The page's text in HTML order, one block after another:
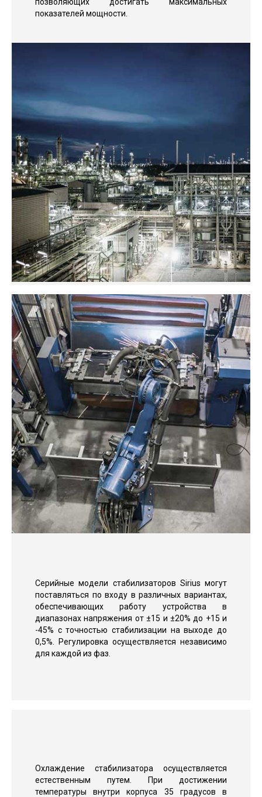
показателей мощности.
Серийные модели стабилизаторов Sirius могут
поставляться по входу в различных вариантах,
обеспечивающих работу устройства в
диапазонах напряжения от ±15 и ±20% до +15 и
-45% с точностью стабилизации на выходе до
0,5%. Регулировка осуществляется независимо
для каждой из фаз.
Охлаждение стабилизатора осуществляется
естественным путем. При достижении
температуры внутри корпуса 35 градусов в